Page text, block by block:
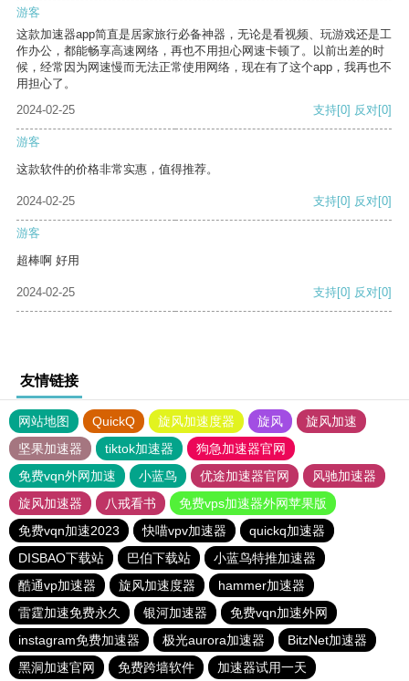
游客
这款加速器app简直是居家旅行必备神器，无论是看视频、玩游戏还是工
作办公，都能畅享高速网络，再也不用担心网速卡顿了。以前出差的时
候，经常因为网速慢而无法正常使用网络，现在有了这个app，我再也不
用担心了。
2024-02-25
支持[0] 反对[0]
游客
这款软件的价格非常实惠，值得推荐。
2024-02-25 支持[0] 反对[0]
游客
超棒啊 好用
2024-02-25 支持[0] 反对[0]
友情链接
网站地图 QuickQ 旋风加速度器 旋风
旋风加速
坚果加速器
tiktok加速器
狗急加速器官网
免费vqn外网加速
小蓝鸟 优途加速器官网
风驰加速器
旋风加速器
八戒看书
免费vps加速器外网苹果版
免费vqn加速2023
快喵vpv加速器
quickq加速器
DISBAO下载站
巴伯下载站
小蓝鸟特推加速器
酷通vp加速器
旋风加速度器
hammer加速器
雷霆加速免费永久
银河加速器
免费vqn加速外网
instagram免费加速器
极光aurora加速器
BitzNet加速器
黑洞加速官网
免费跨墙软件 加速器试用一天